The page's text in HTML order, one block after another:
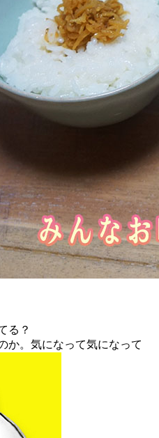
る？
か。気になって気になって